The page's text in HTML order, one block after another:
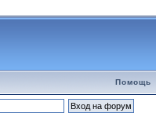
Помощь